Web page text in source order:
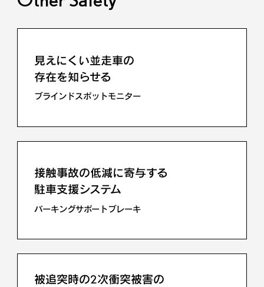
自動で切り替える
道路標識を表示し告知も行う
ロードサインアシスト
見えにくい並走車の
存在を知らせる
ブラインドスポットモニター
接触事故の低減に寄与する
駐車支援システム
パーキングサポートブレーキ
被追突時の2次衝突被害の